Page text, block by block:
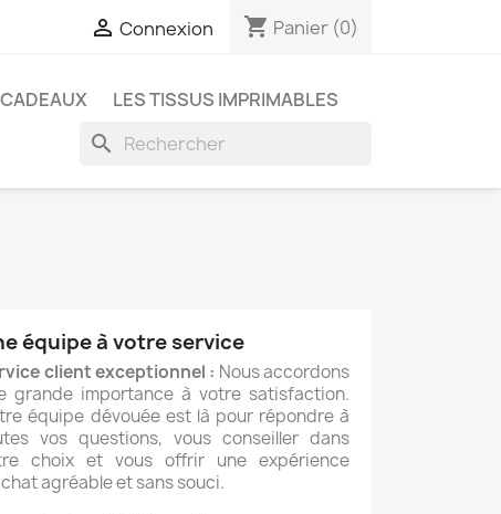
 Connexion shopping_cart Panier (0)
LES TISSUS IMPRIMABLES
search
équipe à votre service
client exceptionnel : Nous accordons
grande importance à votre satisfaction.
équipe dévouée est là pour répondre à
vos questions, vous conseiller dans
choix et vous offrir une expérience
agréable et sans souci.